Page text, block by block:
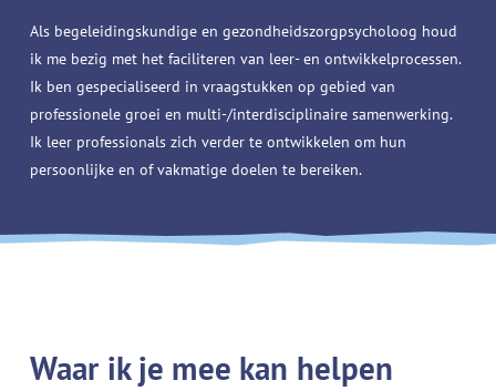
Als begeleidingskundige en gezondheidszorgpsycholoog houd
ik me bezig met het faciliteren van leer- en ontwikkelprocessen.
Ik ben gespecialiseerd in vraagstukken op gebied van
professionele groei en multi-/interdisciplinaire samenwerking.
Ik leer professionals zich verder te ontwikkelen om hun
persoonlijke en of vakmatige doelen te bereiken.
Waar ik je mee kan helpen